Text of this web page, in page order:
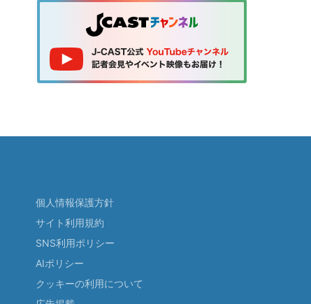
個人情報保護方針
サイト利用規約
SNS利用ポリシー
AIポリシー
クッキーの利用について